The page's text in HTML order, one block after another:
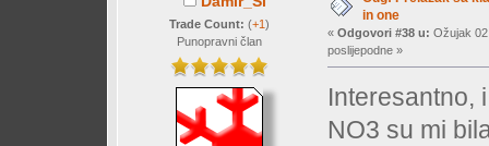
Trade Count: (+1 )
Punopravni član
in one
« Odgovori #38 u: Ožujak
poslijepodne »
Interesantno,
NO3 su mi